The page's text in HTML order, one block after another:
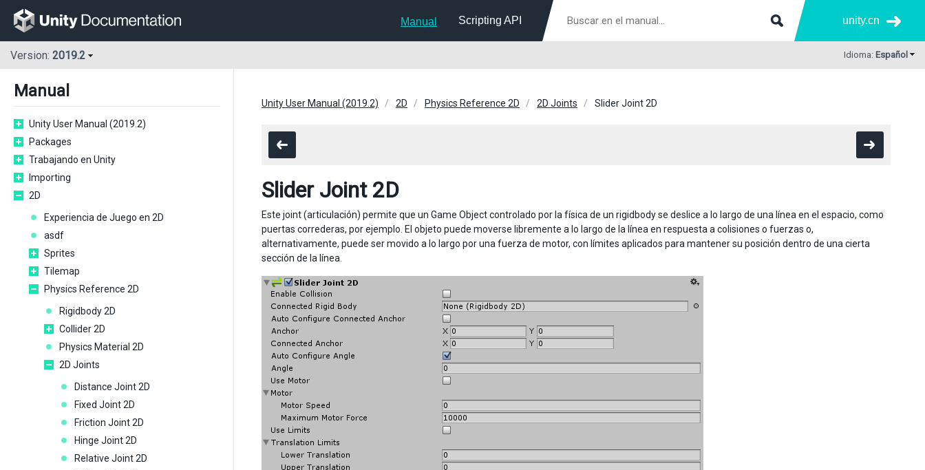
Manual Scripting API unity.cn
Version: 2019.2 Idioma: Español
Manual
Unity User Manual (2019.2)
Packages
Trabajando en Unity
Importing
2D
Experiencia de Juego en 2D
asdf
Sprites
Tilemap
Physics Reference 2D
Rigidbody 2D
Collider 2D
Physics Material 2D
2D Joints
Distance Joint 2D
Fixed Joint 2D
Friction Joint 2D
Hinge Joint 2D
Relative Joint 2D
Unity User Manual (2019.2) 2D Physics Reference 2D 2D Joints Slider Joint 2D
Slider Joint 2D
Este joint (articulación) permite que un Game Object controlado por la física de un rigidbody se deslice a lo largo de una línea en el espacio, como
puertas correderas, por ejemplo. El objeto puede moverse libremente a lo largo de la línea en respuesta a colisiones o fuerzas o,
alternativamente, puede ser movido a lo largo por una fuerza de motor, con límites aplicados para mantener su posición dentro de una cierta
sección de la línea.